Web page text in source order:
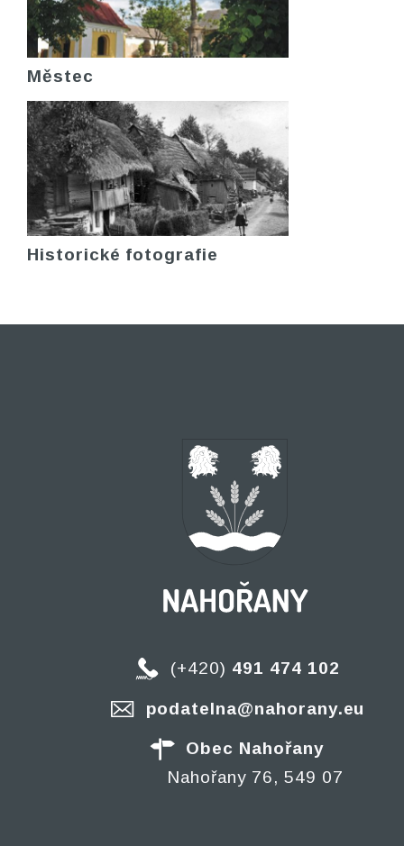
Městec
Historické fotografie
(+420) 491 474 102
podatelna@nahorany.eu
Obec Nahořany
Nahořany 76, 549 07